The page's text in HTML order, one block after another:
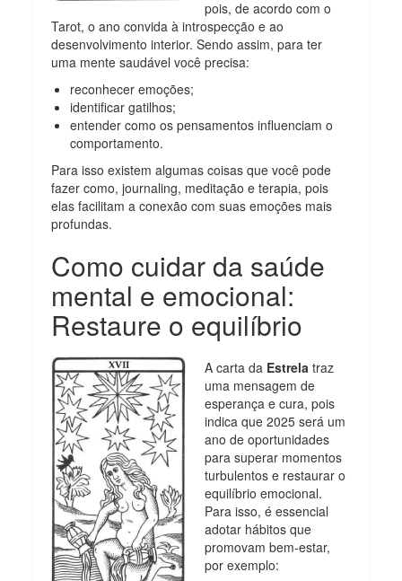
pois, de acordo com o
Tarot, o ano convida à introspecção e ao
desenvolvimento interior. Sendo assim, para ter
uma mente saudável você precisa:
reconhecer emoções;
identificar gatilhos;
entender como os pensamentos influenciam o
comportamento.
Para isso existem algumas coisas que você pode
fazer como, journaling, meditação e terapia, pois
elas facilitam a conexão com suas emoções mais
profundas.
Como cuidar da saúde
mental e emocional:
Restaure o equilíbrio
A carta da Estrela traz
uma mensagem de
esperança e cura, pois
indica que 2025 será um
ano de oportunidades
para superar momentos
turbulentos e restaurar o
equilíbrio emocional.
Para isso, é essencial
adotar hábitos que
promovam bem-estar,
por exemplo: